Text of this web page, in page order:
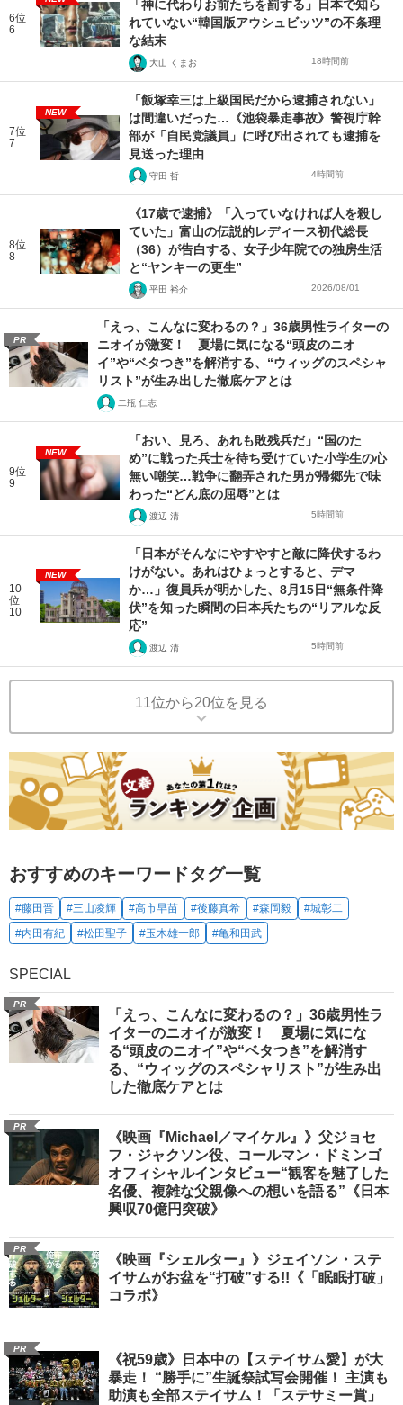
6位
6
「神に代わりお前たちを罰する」日本で知ら
れていない“韓国版アウシュビッツ”の不条理
な結末
大山 くまお 18時間前
7位
7
NEW
「飯塚幸三は上級国民だから逮捕されない」
は間違いだった…《池袋暴走事故》警視庁幹
部が「自民党議員」に呼び出されても逮捕を
見送った理由
守田 哲 4時間前
8位
8
《17歳で逮捕》「入っていなければ人を殺し
ていた」富山の伝説的レディース初代総長
（36）が告白する、女子少年院での独房生活
と“ヤンキーの更生”
平田 裕介 2026/08/01
PR
「えっ、こんなに変わるの？」36歳男性ライターの
ニオイが激変！ 夏場に気になる“頭皮のニオ
イ”や“ベタつき”を解消する、“ウィッグのスペシャ
リスト”が生み出した徹底ケアとは
二瓶 仁志
9位
9
NEW
「おい、見ろ、あれも敗残兵だ」“国のた
め”に戦った兵士を待ち受けていた小学生の心
無い嘲笑…戦争に翻弄された男が帰郷先で味
わった“どん底の屈辱”とは
渡辺 清 5時間前
10
位
10
NEW
「日本がそんなにやすやすと敵に降伏するわ
けがない。あれはひょっとすると、デマ
か…」復員兵が明かした、8月15日“無条件降
伏”を知った瞬間の日本兵たちの“リアルな反
応”
渡辺 清 5時間前
11位から20位を見る
おすすめのキーワードタグ一覧
#藤田晋 #三山凌輝 #高市早苗 #後藤真希 #森岡毅
#城彰二
#内田有紀
#松田聖子 #玉木雄一郎 #亀和田武
SPECIAL
PR
「えっ、こんなに変わるの？」36歳男性ラ
イターのニオイが激変！ 夏場に気にな
る“頭皮のニオイ”や“ベタつき”を解消す
る、“ウィッグのスペシャリスト”が生み出
した徹底ケアとは
PR
《映画『Michael／マイケル』》父ジョセ
フ・ジャクソン役、コールマン・ドミンゴ
オフィシャルインタビュー“観客を魅了した
名優、複雑な父親像への想いを語る”《日本
興収70億円突破》
PR
《映画『シェルター』》ジェイソン・ステ
イサムがお盆を“打破”する!!《「眠眠打破」
コラボ》
PR
《祝59歳》日本中の【ステイサム愛】が大
暴走！ “勝手に”生誕祭試写会開催！ 主演も
助演も全部ステイサム！「ステサミー賞」